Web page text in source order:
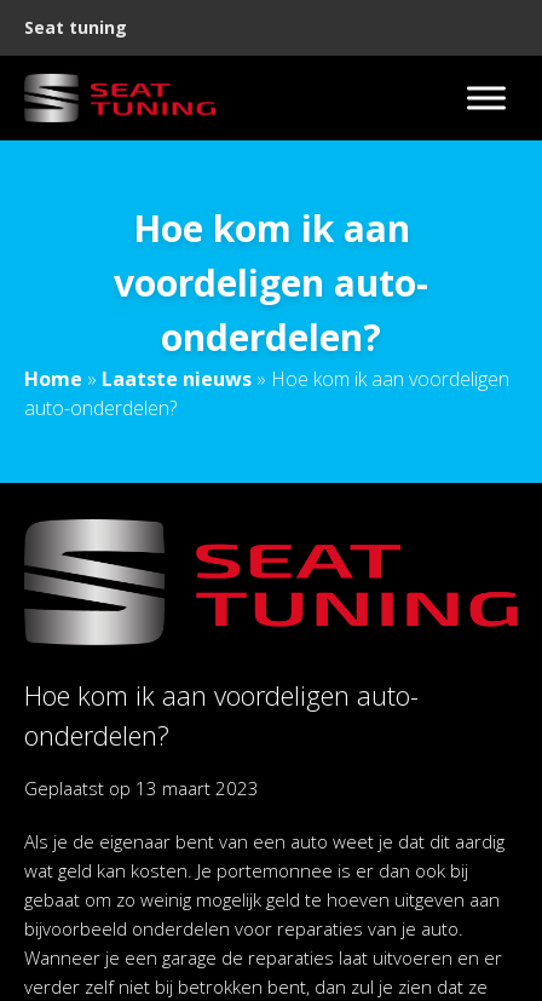
Seat tuning
Hoe kom ik aan
voordeligen auto-
onderdelen?
Home » Laatste nieuws » Hoe kom ik aan voordeligen
auto-onderdelen?
Hoe kom ik aan voordeligen auto-
onderdelen?
Geplaatst op 13 maart 2023
Als je de eigenaar bent van een auto weet je dat dit aardig
wat geld kan kosten. Je portemonnee is er dan ook bij
gebaat om zo weinig mogelijk geld te hoeven uitgeven aan
bijvoorbeeld onderdelen voor reparaties van je auto.
Wanneer je een garage de reparaties laat uitvoeren en er
verder zelf niet bij betrokken bent, dan zul je zien dat ze